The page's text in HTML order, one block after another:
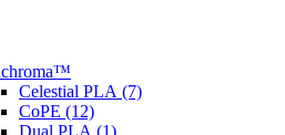
Celestial PLA (7)
CoPE (12)
Dual PLA (1)